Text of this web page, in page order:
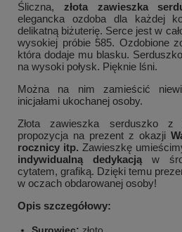
Śliczna, złota zawieszka
elegancka ozdoba dla każdej
delikatną biżuterię. Serce jest w
wysokiej próbie 585. Ozdobione
która dodaje mu blasku.
na wysoki połysk. Pięknie lśni.
Można na nim zamieścić
inicjałami ukochanej osoby.
Złota zawieszka serduszko z
propozycja na prezent z okazji
rocznicy itp. Zawieszkę
indywidualną dedykacją w
cytatem, grafiką. Dzięki temu
w oczach obdarowanej osoby!
Opis szczegółowy: